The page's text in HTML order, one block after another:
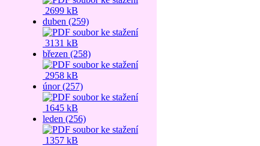
2699 kB
duben (259)
3131 kB
březen (258)
2958 kB
únor (257)
1645 kB
leden (256)
1357 kB